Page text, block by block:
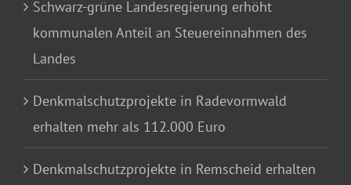
Schwarz-grüne Landesregierung erhöht
kommunalen Anteil an Steuereinnahmen des
Landes
Denkmalschutzprojekte in Radevormwald
erhalten mehr als 112.000 Euro
Denkmalschutzprojekte in Remscheid erhalten